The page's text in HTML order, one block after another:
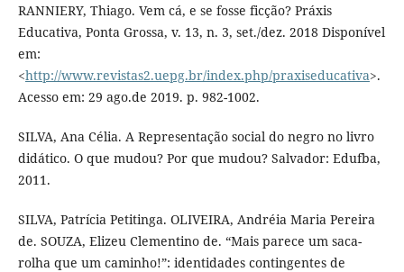
RANNIERY, Thiago. Vem cá, e se fosse ficção? Práxis
Educativa, Ponta Grossa, v. 13, n. 3, set./dez. 2018 Disponível
em:
<http://www.revistas2.uepg.br/index.php/praxiseducativa>.
Acesso em: 29 ago.de 2019. p. 982-1002.
SILVA, Ana Célia. A Representação social do negro no livro
didático. O que mudou? Por que mudou? Salvador: Edufba,
2011.
SILVA, Patrícia Petitinga. OLIVEIRA, Andréia Maria Pereira
de. SOUZA, Elizeu Clementino de. “Mais parece um saca-
rolha que um caminho!”: identidades contingentes de